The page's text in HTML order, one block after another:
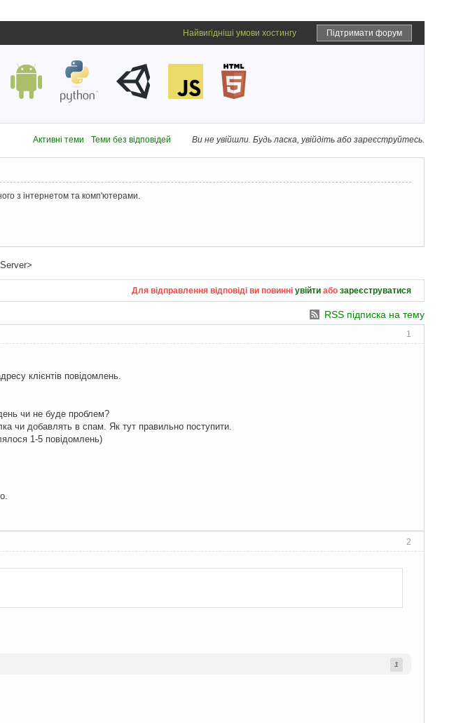
Підтримати форум
Найвигідніші умови хостингу
Ви не увійшли. Будь ласка, увійдіть або зареєструйтесь.
Активні теми Теми без відповідей
з інтернетом та комп'ютерами.
Для відправлення відповіді ви повинні увійти або зареєструватися
RSS підписка на тему
1
клієнтів повідомлень.
чи не буде проблем?
чи добавлять в спам. Як тут правильно поступити.
1-5 повідомлень)
2
1